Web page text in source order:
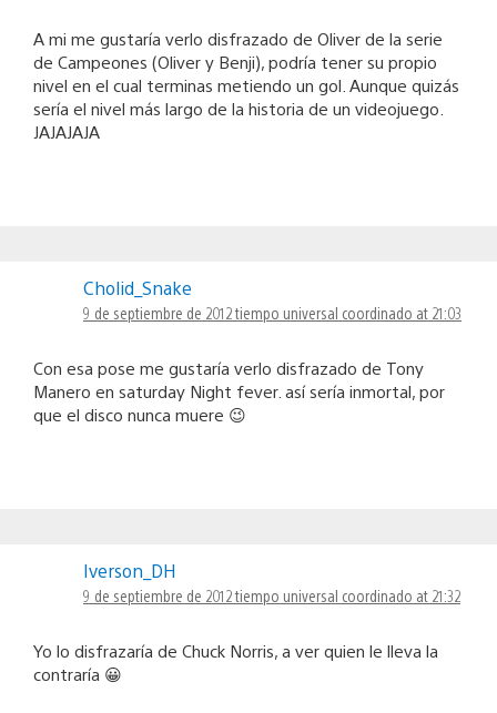
A mi me gustaría verlo disfrazado de Oliver de la serie
de Campeones (Oliver y Benji), podría tener su propio
nivel en el cual terminas metiendo un gol. Aunque quizás
sería el nivel más largo de la historia de un videojuego.
JAJAJAJA
Cholid_Snake
9 de septiembre de 2012 tiempo universal coordinado at 21:03
Con esa pose me gustaría verlo disfrazado de Tony
Manero en saturday Night fever. así sería inmortal, por
que el disco nunca muere 😉
Iverson_DH
9 de septiembre de 2012 tiempo universal coordinado at 21:32
Yo lo disfrazaría de Chuck Norris, a ver quien le lleva la
contraría 😀